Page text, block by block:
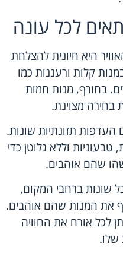
לכל עונה
היא חיונית להצלחת
קלות ורעננות כמו
בחורף, מנות חמות
בחירה מצוינת.
תזונתיות שונות.
טבעוניות וללא גלוטן כדי
שהם אוהבים.
שונות ברחבי המקום,
את המנות שהם אוהבים.
לכל אורח את החוויה
שלו.